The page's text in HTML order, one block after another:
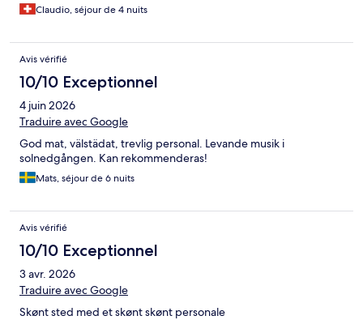
Claudio, séjour de 4 nuits
Avis vérifié
10/10 Exceptionnel
4 juin 2026
Traduire avec Google
God mat, välstädat, trevlig personal. Levande musik i
solnedgången. Kan rekommenderas!
Mats, séjour de 6 nuits
Avis vérifié
10/10 Exceptionnel
3 avr. 2026
Traduire avec Google
Skønt sted med et skønt skønt personale